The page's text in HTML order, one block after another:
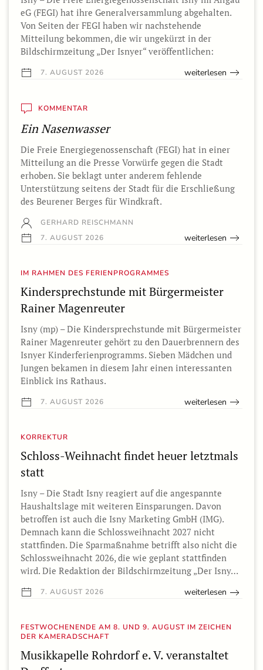
eG (FEGI) hat ihre Generalversammlung abgehalten.
Von Seiten der FEGI haben wir nachstehende
Mitteilung bekommen, die wir ungekürzt in der
Bildschirmzeitung „Der Isnyer“ veröffentlichen:
7. AUGUST 2026 weiterlesen
KOMMENTAR
Ein Nasenwasser
Die Freie Energiegenossenschaft (FEGI) hat in einer
Mitteilung an die Presse Vorwürfe gegen die Stadt
erhoben. Sie beklagt unter anderem fehlende
Unterstützung seitens der Stadt für die Erschließung
des Beurener Berges für Windkraft.
GERHARD REISCHMANN
7. AUGUST 2026
weiterlesen
IM RAHMEN DES FERIENPROGRAMMES
Kindersprechstunde mit Bürgermeister
Rainer Magenreuter
Isny (mp) – Die Kindersprechstunde mit Bürgermeister
Rainer Magenreuter gehört zu den Dauerbrennern des
Isnyer Kinderferienprogramms. Sieben Mädchen und
Jungen bekamen in diesem Jahr einen interessanten
Einblick ins Rathaus.
7. AUGUST 2026 weiterlesen
KORREKTUR
Schloss-Weihnacht findet heuer letztmals
statt
Isny – Die Stadt Isny reagiert auf die angespannte
Haushaltslage mit weiteren Einsparungen. Davon
betroffen ist auch die Isny Marketing GmbH (IMG).
Demnach kann die Schlossweihnacht 2027 nicht
stattfinden. Die Sparmaßnahme betrifft also nicht die
Schlossweihnacht 2026, die wie geplant stattfinden
wird. Die Redaktion der Bildschirmzeitung „Der Isny…
7. AUGUST 2026 weiterlesen
FESTWOCHENENDE AM 8. UND 9. AUGUST IM ZEICHEN
DER KAMERADSCHAFT
Musikkapelle Rohrdorf e. V. veranstaltet